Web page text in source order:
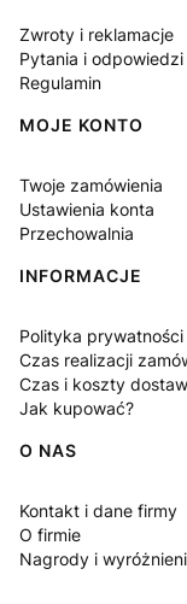
Zwroty i reklamacje
Pytania i odpowiedzi
Regulamin
MOJE KONTO
Twoje zamówienia
Ustawienia konta
Przechowalnia
INFORMACJE
Polityka prywatności
Czas realizacji
Czas i koszty
Jak kupować?
O NAS
Kontakt i dane firmy
O firmie
Nagrody i